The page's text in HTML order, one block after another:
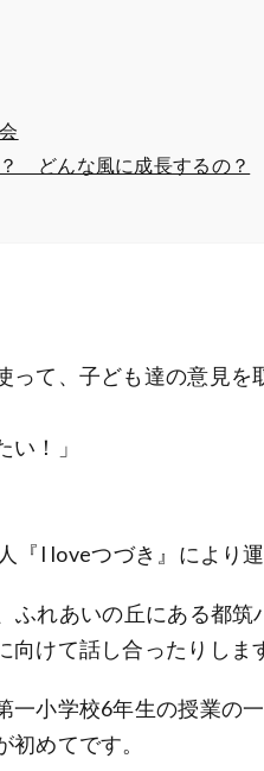
どんな風に成長するの？
て、子ども達の意見を
！」
I loveつづき』により運
れあいの丘にある都筑
けて話し合ったりしま
小学校6年生の授業の
めてです。